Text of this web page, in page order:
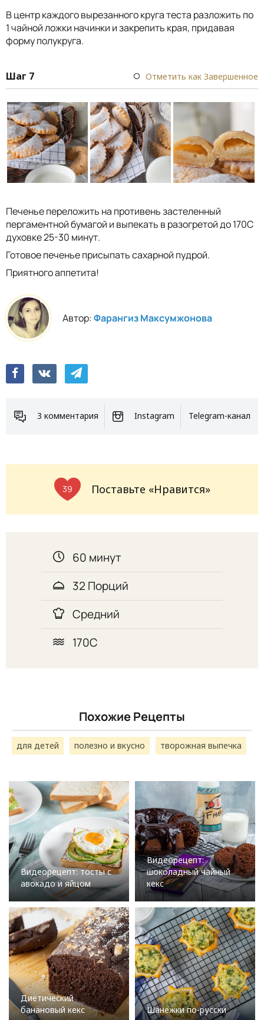
В центр каждого вырезанного круга теста разложить по
1 чайной ложки начинки и закрепить края, придавая
форму полукруга.
Шаг 7 Отметить как Завершенное
Печенье переложить на противень застеленный
пергаментной бумагой и выпекать в разогретой до 170С
духовке 25-30 минут.
Готовое печенье присыпать сахарной пудрой.
Приятного аппетита!
Автор:Фарангиз Максумжонова
3 комментария Instagram Telegram-канал
39 Поставьте «Нравится»
60 минут
32 Порций
Средний
170С
Похожие Рецепты
для детей полезно и вкусно творожная выпечка
Видеорецепт: тосты с
авокадо и яйцом
Видеорецепт:
шоколадный чайный
кекс
Диетический
банановый кекс
Шанежки по-русски